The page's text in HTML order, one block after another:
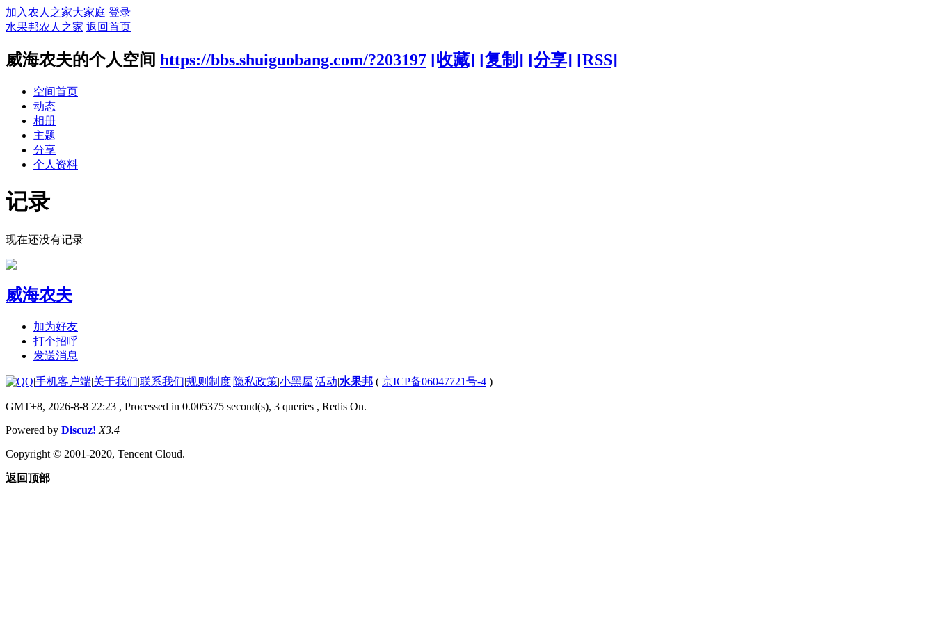
加入农人之家大家庭 登录
水果邦农人之家 返回首页
威海农夫的个人空间 https://bbs.shuiguobang.com/?203197 [收藏] [复制] [分享] [RSS]
空间首页
动态
相册
主题
分享
个人资料
记录
现在还没有记录
威海农夫
加为好友
打个招呼
发送消息
|手机客户端|关于我们|联系我们|规则制度|隐私政策|小黑屋|活动|水果邦 ( 京ICP备06047721号-4 )
GMT+8, 2026-8-8 22:23 , Processed in 0.005375 second(s), 3 queries , Redis On.
Powered by Discuz! X3.4
Copyright © 2001-2020, Tencent Cloud.
返回顶部